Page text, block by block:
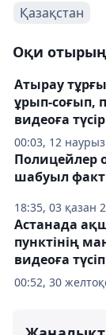
Қазақстан
Оқи
00:03, 12
Атырау
ұрып-соғып,
видеоға
18:35, 03 қазан
Полицейлер
шабуыл
00:52, 30
Астанада
пунктінің
видеоға